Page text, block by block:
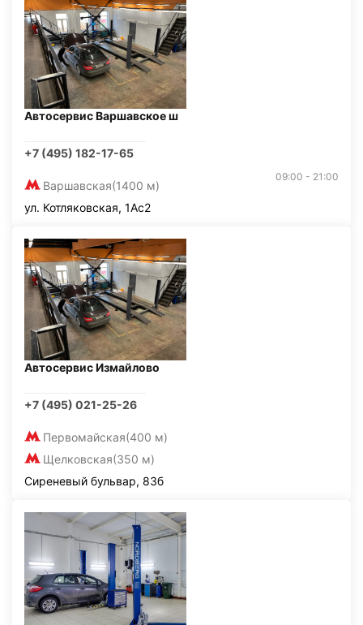
Автосервис Варшавское ш
+7 (495) 182-17-65
Варшавская(1400 м)
09:00 - 21:00
ул. Котляковская, 1Ас2
Автосервис Измайлово
+7 (495) 021-25-26
Первомайская(400 м)
Щелковская(350 м)
Сиреневый бульвар, 83б